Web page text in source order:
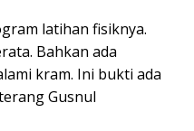
latihan fisiknya.
Bahkan ada
kram. Ini bukti ada
Gusnul